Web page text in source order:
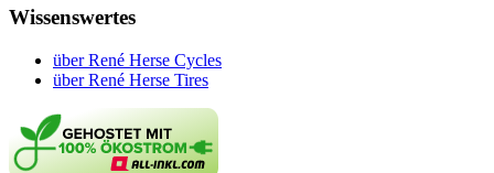
Wissenswertes
über René Herse Cycles
über René Herse Tires